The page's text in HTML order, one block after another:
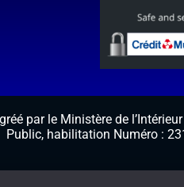
par le Ministère de l’Intérieur
Public, habilitation Numéro :